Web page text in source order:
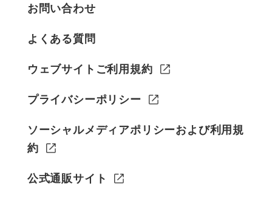
お問い合わせ
よくある質問
ウェブサイトご利用規約
プライバシーポリシー
ソーシャルメディアポリシーおよび利用規
約
公式通販サイト